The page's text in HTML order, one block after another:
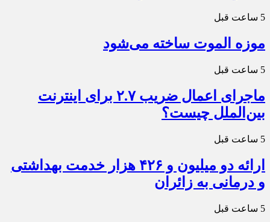
5 ساعت قبل
موزه الموت ساخته می‌شود
5 ساعت قبل
ماجرای اعمال ضریب ۲.۷ برای اینترنت
بین‌الملل چیست؟
5 ساعت قبل
ارائه دو میلیون و ۴۲۶ هزار خدمت بهداشتی
و درمانی به زائران
5 ساعت قبل